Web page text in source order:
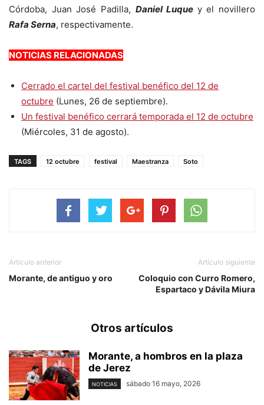
Córdoba, Juan José Padilla, Daniel Luque y el novillero
Rafa Serna, respectivamente.
NOTICIAS RELACIONADAS
Cerrado el cartel del festival benéfico del 12 de
octubre (Lunes, 26 de septiembre).
Un festival benéfico cerrará temporada el 12 de octubre
(Miércoles, 31 de agosto).
TAGS 12 octubre festival Maestranza Soto
Artículo anterior
Morante, de antiguo y oro
Artículo siguiente
Coloquio con Curro Romero,
Espartaco y Dávila Miura
Otros artículos
Morante, a hombros en la plaza
de Jerez
NOTICIAS sábado 16 mayo, 2026